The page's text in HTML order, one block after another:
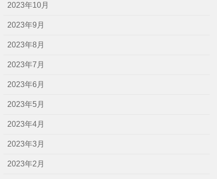
2023年10月
2023年9月
2023年8月
2023年7月
2023年6月
2023年5月
2023年4月
2023年3月
2023年2月